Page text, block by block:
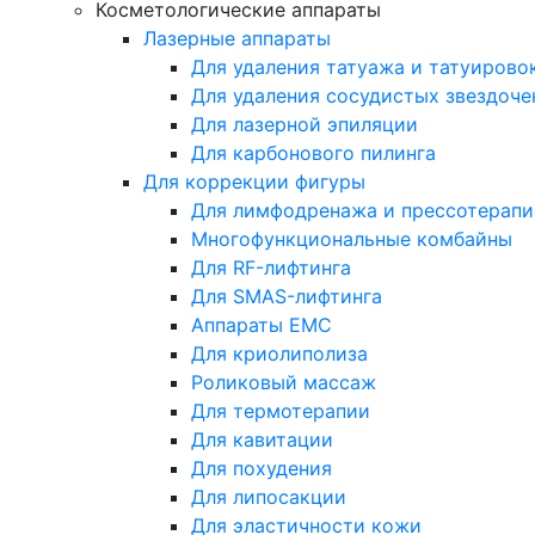
Косметологические аппараты
Лазерные аппараты
Для удаления татуажа и
Для удаления сосудистых
Для лазерной эпиляции
Для карбонового пилинга
Для коррекции фигуры
Для лимфодренажа и
Многофункциональные комбайны
Для RF-лифтинга
Для SMAS-лифтинга
Аппараты EMC
Для криолиполиза
Роликовый массаж
Для термотерапии
Для кавитации
Для похудения
Для липосакции
Для эластичности кожи